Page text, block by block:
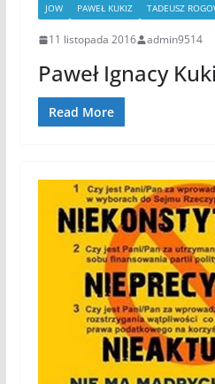
JOW PAWEŁ KUKIZ TADEUSZ
11 listopada 2016 admin9514
Paweł Ignacy
Read More